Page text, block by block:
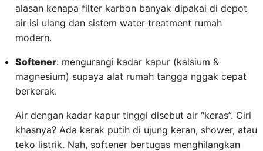
alasan kenapa filter karbon banyak dipakai di depot
air isi ulang dan sistem water treatment rumah
modern.
Softener: mengurangi kadar kapur (kalsium &
magnesium) supaya alat rumah tangga nggak cepat
berkerak.
Air dengan kadar kapur tinggi disebut air “keras”. Ciri
khasnya? Ada kerak putih di ujung keran, shower, atau
teko listrik. Nah, softener bertugas menghilangkan